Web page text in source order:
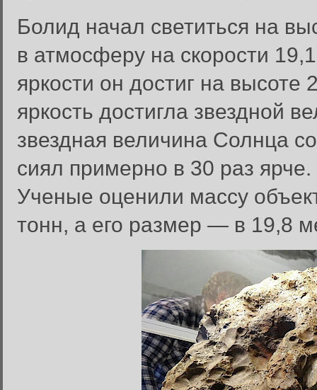
Болид начал светиться на
в атмосферу на скорости
яркости он достиг на
яркость достигла звездной
звездная величина Солнца
сиял примерно в 30 раз ярче.
Ученые оценили массу
тонн, а его размер — в 19,8